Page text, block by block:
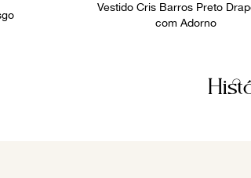
Vestido Cris Barros Preto
com Adorno